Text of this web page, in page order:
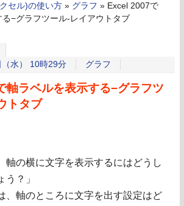
セル)の使い方 » グラフ » Excel 2007で
−グラフツール-レイアウトタブ
水） 10時29分 グラフ
軸ラベルを表示する−グラフツ
トタブ
軸の横に文字を表示するにはどうし
う？」
、軸のところに文字を出す設定はど